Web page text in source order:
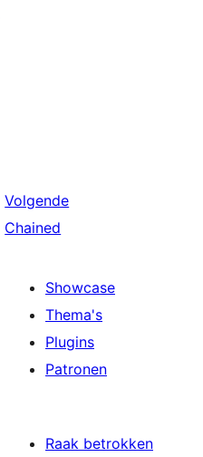
Volgende
Chained
Showcase
Thema's
Plugins
Patronen
Raak betrokken